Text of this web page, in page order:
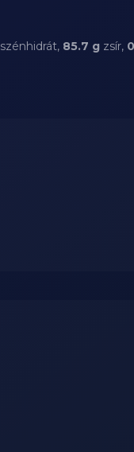
szénhidrát, 85.7 g zsír,